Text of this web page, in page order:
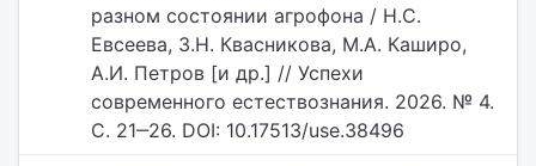
разном состоянии агрофона / Н.С.
Евсеева, З.Н. Квасникова, М.А. Каширо,
А.И. Петров [и др.] // Успехи
современного естествознания. 2026. № 4.
С. 21‒26. DOI: 10.17513/use.38496